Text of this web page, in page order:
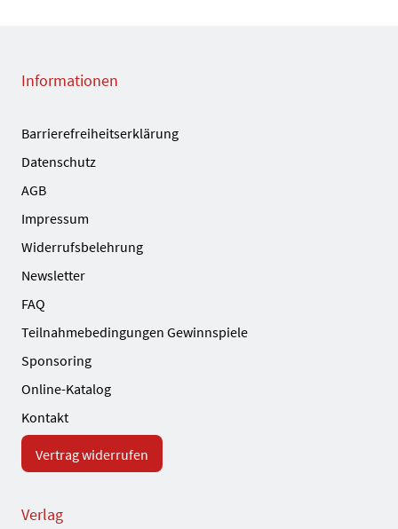
Informationen
Barrierefreiheitserklärung
Datenschutz
AGB
Impressum
Widerrufsbelehrung
Newsletter
FAQ
Teilnahmebedingungen Gewinnspiele
Sponsoring
Online-Katalog
Kontakt
Vertrag widerrufen
Verlag